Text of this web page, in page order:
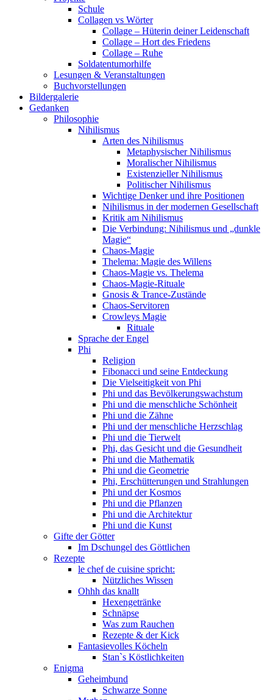
Schule
Collagen vs Wörter
Collage – Hüterin deiner Leidenschaft
Collage – Hort des Friedens
Collage – Ruhe
Soldatentumorhilfe
Lesungen & Veranstaltungen
Buchvorstellungen
Bildergalerie
Gedanken
Philosophie
Nihilismus
Arten des Nihilismus
Metaphysischer Nihilismus
Moralischer Nihilismus
Existenzieller Nihilismus
Politischer Nihilismus
Wichtige Denker und ihre Positionen
Nihilismus in der modernen Gesellschaft
Kritik am Nihilismus
Die Verbindung: Nihilismus und „dunkle
Magie“
Chaos-Magie
Thelema: Magie des Willens
Chaos-Magie vs. Thelema
Chaos-Magie-Rituale
Gnosis & Trance-Zustände
Chaos-Servitoren
Crowleys Magie
Rituale
Sprache der Engel
Phi
Religion
Fibonacci und seine Entdeckung
Die Vielseitigkeit von Phi
Phi und das Bevölkerungswachstum
Phi und die menschliche Schönheit
Phi und die Zähne
Phi und der menschliche Herzschlag
Phi und die Tierwelt
Phi, das Gesicht und die Gesundheit
Phi und die Mathematik
Phi und die Geometrie
Phi, Erschütterungen und Strahlungen
Phi und der Kosmos
Phi und die Pflanzen
Phi und die Architektur
Phi und die Kunst
Gifte der Götter
Im Dschungel des Göttlichen
Rezepte
le chef de cuisine spricht:
Nützliches Wissen
Ohhh das knallt
Hexengetränke
Schnäpse
Was zum Rauchen
Rezepte & der Kick
Fantasievolles Köcheln
Stan`s Köstlichkeiten
Enigma
Geheimbund
Schwarze Sonne